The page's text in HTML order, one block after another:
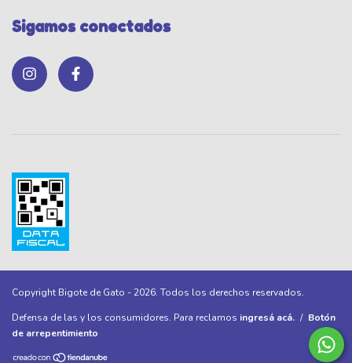
Sigamos conectados
Copyright Bigote de Gato - 2026. Todos los derechos reservados.
Defensa de las y los consumidores. Para reclamos ingresá acá. / Botón
de arrepentimiento